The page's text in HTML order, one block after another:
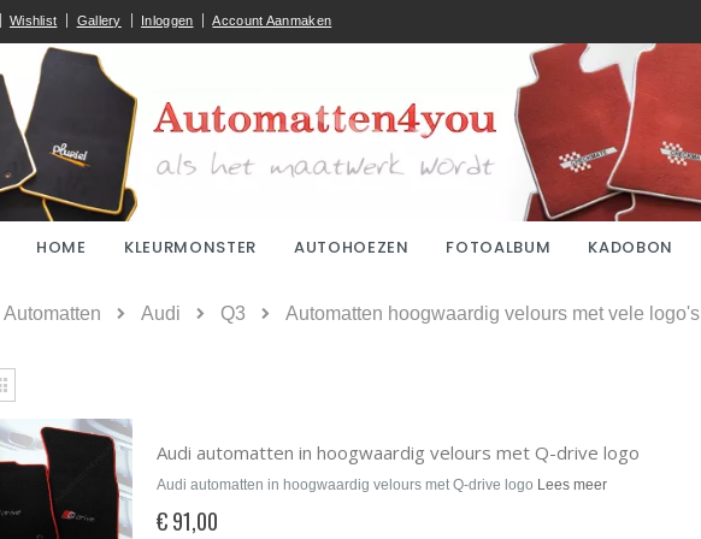
Wishlist Gallery Inloggen Account Aanmaken
HOME KLEURMONSTER AUTOHOEZEN FOTOALBUM KADOBON
Automatten Audi Q3 Automatten hoogwaardig velours met vele logo's
Audi automatten in hoogwaardig velours met Q-drive logo
Audi automatten in hoogwaardig velours met Q-drive logo Lees meer
€ 91,00